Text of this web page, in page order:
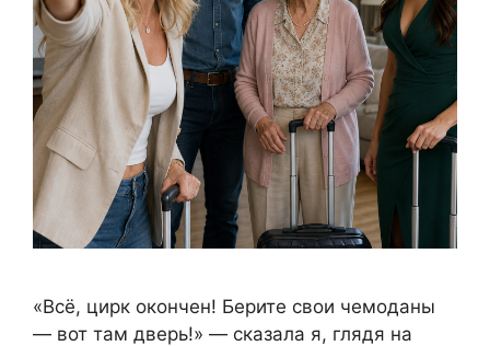
«Всё, цирк окончен! Берите свои чемоданы
— вот там дверь!» — сказала я, глядя на